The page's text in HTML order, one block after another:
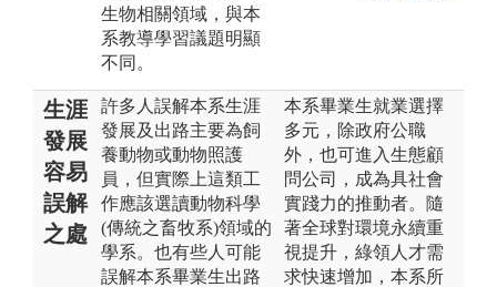
生物相關領域，與本
系教導學習議題明顯
不同。
生涯
發展
容易
誤解
之處
許多人誤解本系生涯
發展及出路主要為飼
養動物或動物照護
員，但實際上這類工
作應該選讀動物科學
(傳統之畜牧系)領域的
學系。也有些人可能
誤解本系畢業生出路
本系畢業生就業選擇
多元，除政府公職
外，也可進入生態顧
問公司，成為具社會
實踐力的推動者。隨
著全球對環境永續重
視提升，綠領人才需
求快速增加，本系所